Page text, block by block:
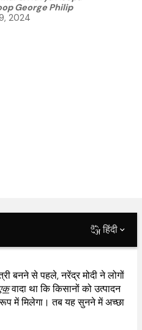
George Philip
2024
हिंदी
बनने से पहले, नरेंद्र मोदी ने लोगों
वादा था कि किसानों को उत्पादन
में मिलेगा। तब यह सुनने में अच्छा